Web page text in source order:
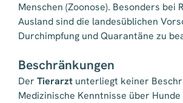
Menschen (Zoonose). Besonders bei
Ausland sind die landesüblichen
Durchimpfung und Quarantäne zu
Beschränkungen
Der Tierarzt unterliegt keiner
Medizinische Kenntnisse über